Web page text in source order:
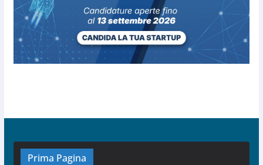
Prima Pagina